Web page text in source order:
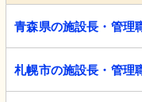
青森県の施設長・管理
札幌市の施設長・管理